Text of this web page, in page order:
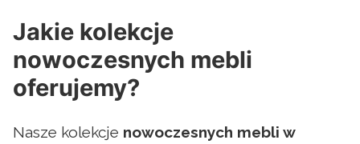
Jakie kolekcje
nowoczesnych mebli
oferujemy?
Nasze kolekcje nowoczesnych mebli w